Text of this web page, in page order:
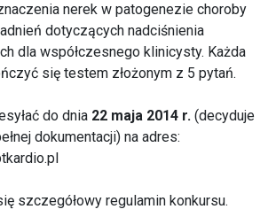
nerek w patogenezie choroby
dotyczących nadciśnienia
dla współczesnego klinicysty. Każda
się testem złożonym z 5 pytań.
do dnia 22 maja 2014 r. (decyduje
dokumentacji) na adres:
szczegółowy regulamin konkursu.